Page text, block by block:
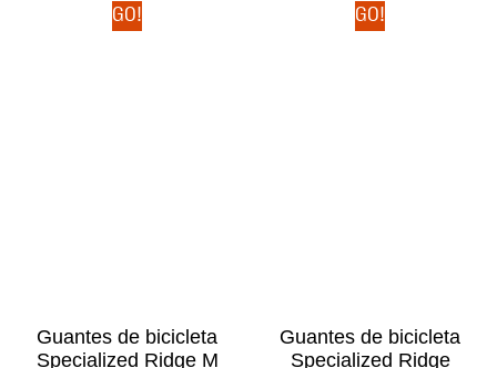
GO! GO!
Guantes de bicicleta
Specialized Ridge M
Guantes de bicicleta
Specialized Ridge